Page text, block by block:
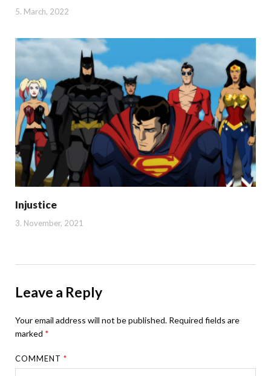
5. March, 2022
Injustice
3. November, 2021
Leave a Reply
Your email address will not be published. Required fields are
marked *
COMMENT*